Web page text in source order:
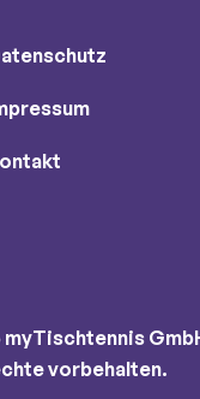
myTischtennis
vorbehalten.